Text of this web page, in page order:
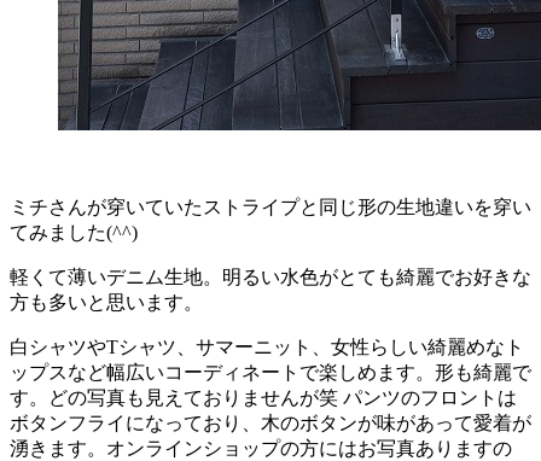
ミチさんが穿いていたストライプと同じ形の生地違いを穿い
てみました(^^)
軽くて薄いデニム生地。明るい水色がとても綺麗でお好きな
方も多いと思います。
白シャツやTシャツ、サマーニット、女性らしい綺麗めなト
ップスなど幅広いコーディネートで楽しめます。形も綺麗で
す。どの写真も見えておりませんが笑 パンツのフロントは
ボタンフライになっており、木のボタンが味があって愛着が
湧きます。オンラインショップの方にはお写真ありますの